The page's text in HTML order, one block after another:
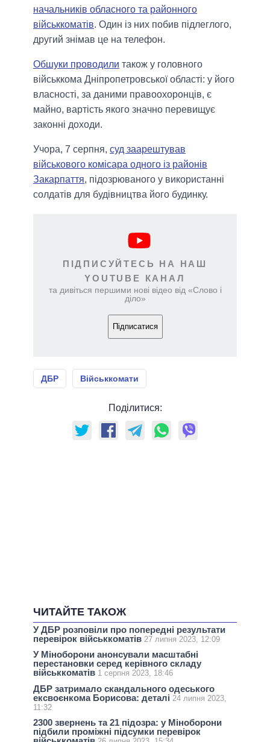
начальників обласного та районного
військкоматів. Один із них побив підлеглого,
другий знімав це на телефон.
Обшуки проводили також у головного
військкома Дніпропетровської області: у його
власності, за даними правоохоронців, є
майно, вартість якого значно перевищує
законні доходи.
Учора, 7 серпня, суд заарештував
військового комісара одного із районів
Закарпаття, підозрюваного у використанні
солдатів для будівництва його будинку.
ПІДПИСУЙТЕСЬ НА НАШ
YOUTUBE КАНАЛ
та дивіться першими нові відео від «Слово і
діло»
Підписатися
ДБР Військкомати
Поділитися:
ЧИТАЙТЕ ТАКОЖ
У ДБР розповіли про попередні результати
перевірок військкоматів 27 липня 2023, 12:09
У Міноборони анонсували масштабні
перестановки серед керівного складу
військкоматів 1 серпня 2023, 18:46
ДБР затримало скандального одеського
ексвоєнкома Борисова: деталі 24 липня 2023,
11:32
2300 звернень та 21 підозра: у Міноборони
підбили проміжні підсумки перевірок